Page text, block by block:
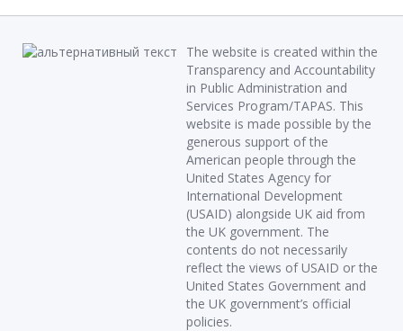
The website is created within the
Transparency and Accountability
in Public Administration and
Services Program/TAPAS. This
website is made possible by the
generous support of the
American people through the
United States Agency for
International Development
(USAID) alongside UK aid from
the UK government. The
contents do not necessarily
reflect the views of USAID or the
United States Government and
the UK government’s official
policies.